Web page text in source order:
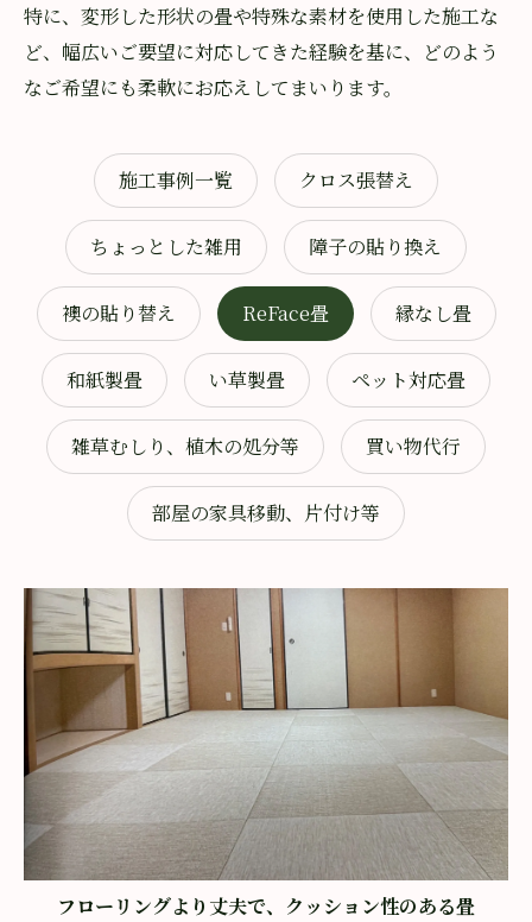
特に、変形した形状の畳や特殊な素材を使用した施工な
ど、幅広いご要望に対応してきた経験を基に、どのよう
なご希望にも柔軟にお応えしてまいります。
施工事例一覧 クロス張替え
ちょっとした雑用 障子の貼り換え
襖の貼り替え ReFace畳 縁なし畳
和紙製畳 い草製畳 ペット対応畳
雑草むしり、植木の処分等 買い物代行
部屋の家具移動、片付け等
フローリングより丈夫で、クッション性のある畳